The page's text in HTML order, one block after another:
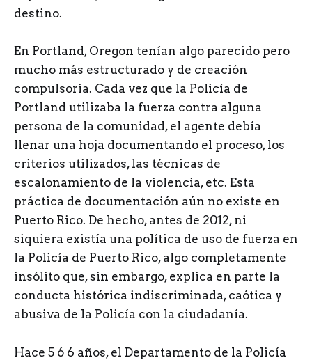
destino.
En Portland, Oregon tenían algo parecido pero
mucho más estructurado y de creación
compulsoria. Cada vez que la Policía de
Portland utilizaba la fuerza contra alguna
persona de la comunidad, el agente debía
llenar una hoja documentando el proceso, los
criterios utilizados, las técnicas de
escalonamiento de la violencia, etc. Esta
práctica de documentación aún no existe en
Puerto Rico. De hecho, antes de 2012, ni
siquiera existía una política de uso de fuerza en
la Policía de Puerto Rico, algo completamente
insólito que, sin embargo, explica en parte la
conducta histórica indiscriminada, caótica y
abusiva de la Policía con la ciudadanía.
Hace 5 ó 6 años, el Departamento de la Policía